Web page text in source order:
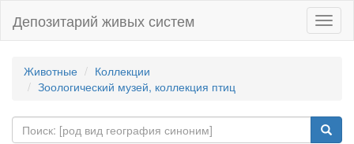
Депозитарий живых систем
Животные
Коллекции
Зоологический музей, коллекция птиц